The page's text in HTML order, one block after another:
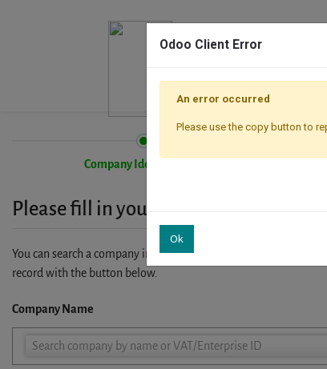
Company Identification
Please fill in your company details
You can search a company in our database by name, VAT or
record with the button below.
Company Name
Search company by name or VAT/Enterprise ID
Company
Odoo Client Error
An error occurred
Please use the copy button to
Ok